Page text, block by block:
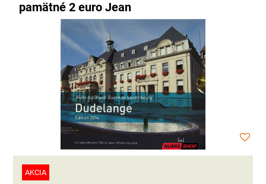
pamätné 2 euro Jean
AKCIA